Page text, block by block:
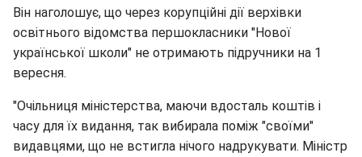
Він наголошує, що через корупційні дії верхівки
освітнього відомства першокласники "Нової
української школи" не отримають підручники на 1
вересня.
"Очільниця міністерства, маючи вдосталь коштів і
часу для їх видання, так вибирала поміж "своїми"
видавцями, що не встигла нічого надрукувати. Міністр